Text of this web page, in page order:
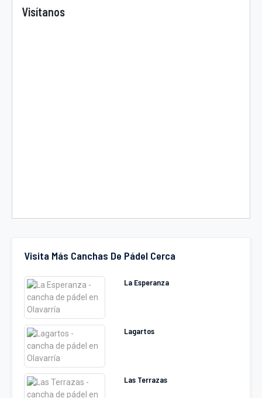
Visita Más Canchas De Pádel Cerca
La Esperanza
Lagartos
Las Terrazas
Visítanos